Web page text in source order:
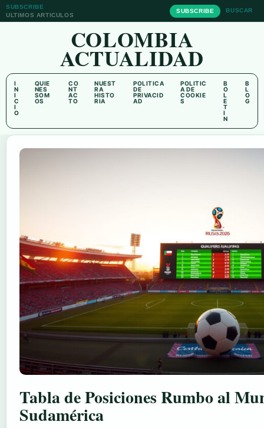
SUBSCRIBE
ULTIMOS ARTICULOS
SUBSCRIBE BUSCAR
COLOMBIA
ACTUALIDAD
I
N
I
C
I
O
QUIE
NES
SOM
OS
CO
NT
AC
TO
NUEST
RA
HISTO
RIA
POLITICA
DE
PRIVACID
AD
POLITIC
A DE
COOKIE
S
B
O
L
E
T
I
N
B
L
O
G
Tabla de Posiciones Rumbo al
Sudamérica